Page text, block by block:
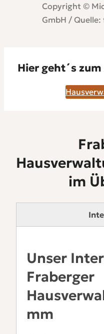
Copyright ©
GmbH /
Hier geht´s
im
Unser
Fraberger
mm